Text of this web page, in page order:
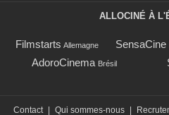
ALLOCINÉ À
Filmstarts Allemagne SensaCine
AdoroCinema Brésil
Contact Qui sommes-nous